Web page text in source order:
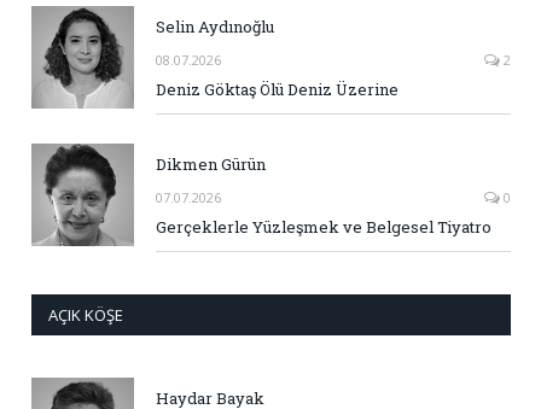
Selin Aydınoğlu
08.07.2026 2
Deniz Göktaş Ölü Deniz Üzerine
Dikmen Gürün
07.07.2026 0
Gerçeklerle Yüzleşmek ve Belgesel Tiyatro
AÇIK KÖŞE
Haydar Bayak